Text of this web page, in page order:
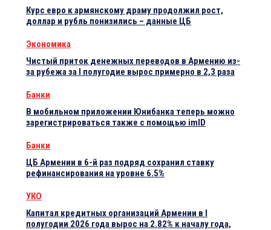
Курс евро к армянскому драму продолжил рост,
доллар и рубль понизились – данные ЦБ
Экономика
Чистый приток денежных переводов в Армению из-
за рубежа за I полугодие вырос примерно в 2,3 раза
Банки
В мобильном приложении Юнибанка теперь можно
зарегистрироваться также с помощью imID
Банки
ЦБ Армении в 6-й раз подряд сохранил ставку
рефинансирования на уровне 6.5%
УКО
Капитал кредитных организаций Армении в I
полугодии 2026 года вырос на 2.82% к началу года,